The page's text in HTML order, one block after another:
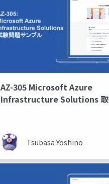
AZ-305 Microsoft Azure
Infrastructure Solutions 取
Tsubasa Yoshino